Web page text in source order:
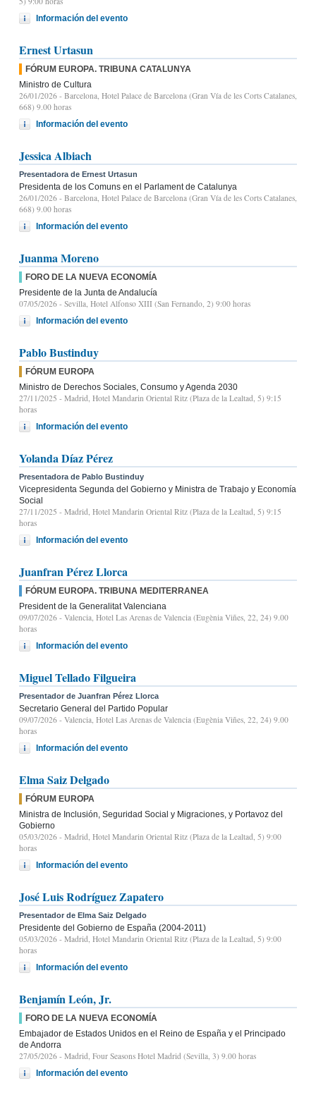
Información del evento
Ernest Urtasun
FÓRUM EUROPA. TRIBUNA CATALUNYA
Ministro de Cultura
26/01/2026 - Barcelona, Hotel Palace de Barcelona (Gran Vía de les Corts Catalanes,
668) 9.00 horas
Información del evento
Jessica Albiach
Presentadora de Ernest Urtasun
Presidenta de los Comuns en el Parlament de Catalunya
26/01/2026 - Barcelona, Hotel Palace de Barcelona (Gran Vía de les Corts Catalanes,
668) 9.00 horas
Información del evento
Juanma Moreno
FORO DE LA NUEVA ECONOMÍA
Presidente de la Junta de Andalucía
07/05/2026 - Sevilla, Hotel Alfonso XIII (San Fernando, 2) 9:00 horas
Información del evento
Pablo Bustinduy
FÓRUM EUROPA
Ministro de Derechos Sociales, Consumo y Agenda 2030
27/11/2025 - Madrid, Hotel Mandarin Oriental Ritz (Plaza de la Lealtad, 5) 9:15
horas
Información del evento
Yolanda Díaz Pérez
Presentadora de Pablo Bustinduy
Vicepresidenta Segunda del Gobierno y Ministra de Trabajo y Economía
Social
27/11/2025 - Madrid, Hotel Mandarin Oriental Ritz (Plaza de la Lealtad, 5) 9:15
horas
Información del evento
Juanfran Pérez Llorca
FÓRUM EUROPA. TRIBUNA MEDITERRANEA
President de la Generalitat Valenciana
09/07/2026 - Valencia, Hotel Las Arenas de Valencia (Eugènia Viñes, 22, 24) 9.00
horas
Información del evento
Miguel Tellado Filgueira
Presentador de Juanfran Pérez Llorca
Secretario General del Partido Popular
09/07/2026 - Valencia, Hotel Las Arenas de Valencia (Eugènia Viñes, 22, 24) 9.00
horas
Información del evento
Elma Saiz Delgado
FÓRUM EUROPA
Ministra de Inclusión, Seguridad Social y Migraciones, y Portavoz del
Gobierno
05/03/2026 - Madrid, Hotel Mandarin Oriental Ritz (Plaza de la Lealtad, 5) 9:00
horas
Información del evento
José Luis Rodríguez Zapatero
Presentador de Elma Saiz Delgado
Presidente del Gobierno de España (2004-2011)
05/03/2026 - Madrid, Hotel Mandarin Oriental Ritz (Plaza de la Lealtad, 5) 9:00
horas
Información del evento
Benjamín León, Jr.
FORO DE LA NUEVA ECONOMÍA
Embajador de Estados Unidos en el Reino de España y el Principado
de Andorra
27/05/2026 - Madrid, Four Seasons Hotel Madrid (Sevilla, 3) 9.00 horas
Información del evento